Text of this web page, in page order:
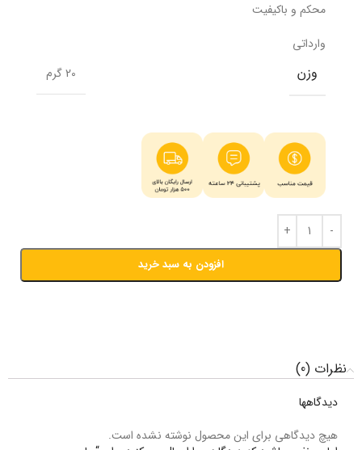
محکم و باکیفیت
وارداتی
وزن 20 گرم
افزودن به سبد خرید
نظرات (0)
دیدگاهها
هیچ دیدگاهی برای این محصول نوشته نشده است.